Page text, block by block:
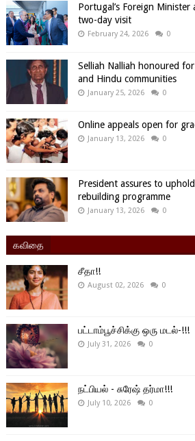
Portugal’s Foreign
two-day visit
February 24, 2026 0
Selliah Nalliah honoured for
and Hindu communities
January 25, 2026 0
Online appeals open for
January 13, 2026 0
President assures to
rebuilding programme
January 13, 2026 0
கவிதை
சீதா!!
August 02, 2026 0
பட்டாம்பூச்சிக்கு ஒரு மடல்-!!!
July 31, 2026 0
நட்பியல் - சுரேஷ் தர்மா!!!
July 10, 2026 0